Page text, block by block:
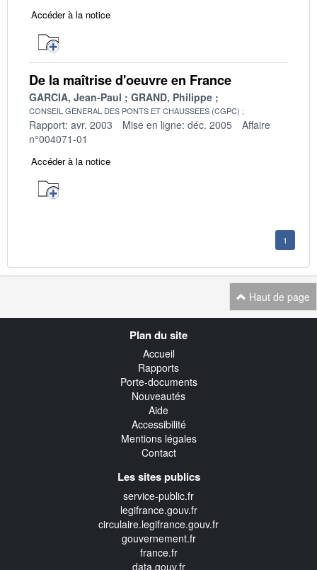
Accéder à la notice
De la maîtrise d'oeuvre en France
GARCIA, Jean-Paul GRAND, Philippe
CONSEIL GENERAL DES PONTS ET CHAUSSEES (CGPC)
Rapport: avr. 2003 Mise en ligne: déc. 2005
Affaire
n°004071-01
Accéder à la notice
1
Haut de page
Plan du site
Accueil
Rapports
Porte-documents
Nouveautés
Aide
Accessibilité
Mentions légales
Contact
Les sites publics
service-public.fr
legifrance.gouv.fr
circulaire.legifrance.gouv.fr
gouvernement.fr
france.fr
data.gouv.fr